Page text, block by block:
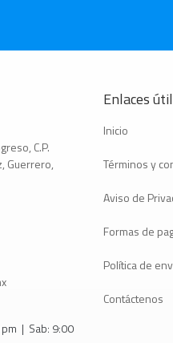
C.P.
Guerrero,
| Sab: 9:00
Enlaces
Inicio
Términos y
Aviso de
Formas de
Política de
Contáctenos